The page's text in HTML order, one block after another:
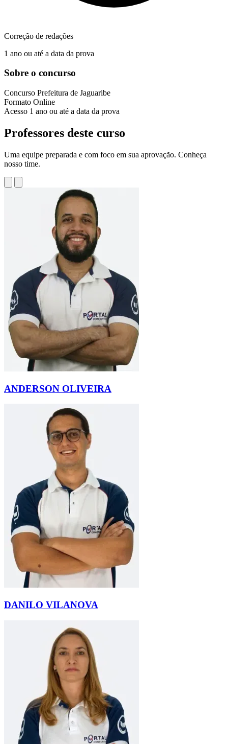
Correção de redações
1 ano ou até a data da prova
Sobre o concurso
Concurso Prefeitura de Jaguaribe
Formato Online
Acesso 1 ano ou até a data da prova
Professores deste curso
Uma equipe preparada e com foco em sua aprovação. Conheça
nosso time.
ANDERSON OLIVEIRA
DANILO VILANOVA